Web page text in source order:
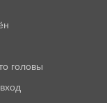
головы